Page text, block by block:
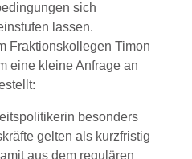
sich
lassen.
Fraktionskollegen Timon
eine kleine Anfrage an
besonders
gelten als kurzfristig
aus dem regulären